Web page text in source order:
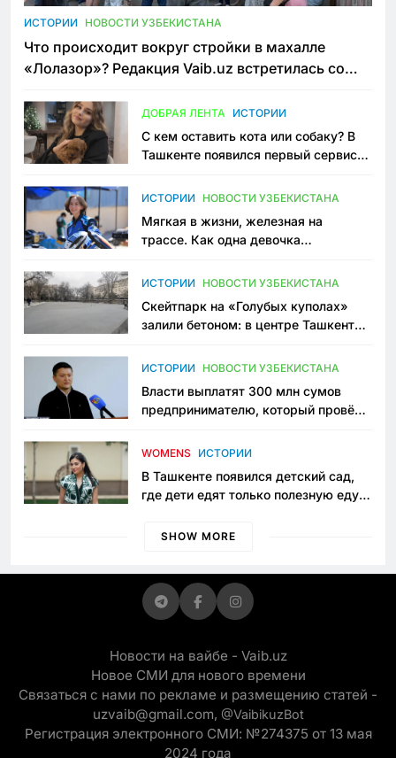
ИСТОРИИ НОВОСТИ УЗБЕКИСТАНА
Что происходит вокруг стройки в махалле
«Лолазор»? Редакция Vaib.uz встретилась со
ДОБРАЯ ЛЕНТА ИСТОРИИ
С кем оставить кота или собаку? В
Ташкенте появился первый сервис
ИСТОРИИ НОВОСТИ УЗБЕКИСТАНА
Мягкая в жизни, железная на
трассе. Как одна девочка
Узбекистане
ИСТОРИИ НОВОСТИ УЗБЕКИСТАНА
Скейтпарк на «Голубых куполах»
залили бетоном: в центре Ташкента
пространство
ИСТОРИИ НОВОСТИ УЗБЕКИСТАНА
Власти выплатят 300 млн сумов
предпринимателю, который провёл
приговору
WOMENS ИСТОРИИ
В Ташкенте появился детский сад,
где дети едят только полезную еду.
просить «кашу без сахара»
SHOW MORE
Новости на вайбе - Vaib.uz
Новое СМИ для нового времени
Связаться с нами по рекламе и размещению статей -
uzvaib@gmail.com, @VaibikuzBot
Регистрация электронного СМИ: №274375 от 13 мая
2024 года